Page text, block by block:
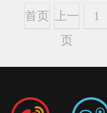
首页
上一
页
1